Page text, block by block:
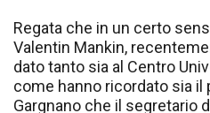
Regata che in un certo
Valentin Mankin,
dato tanto sia al Centro
come hanno ricordato sia il
Gargnano che il segretario